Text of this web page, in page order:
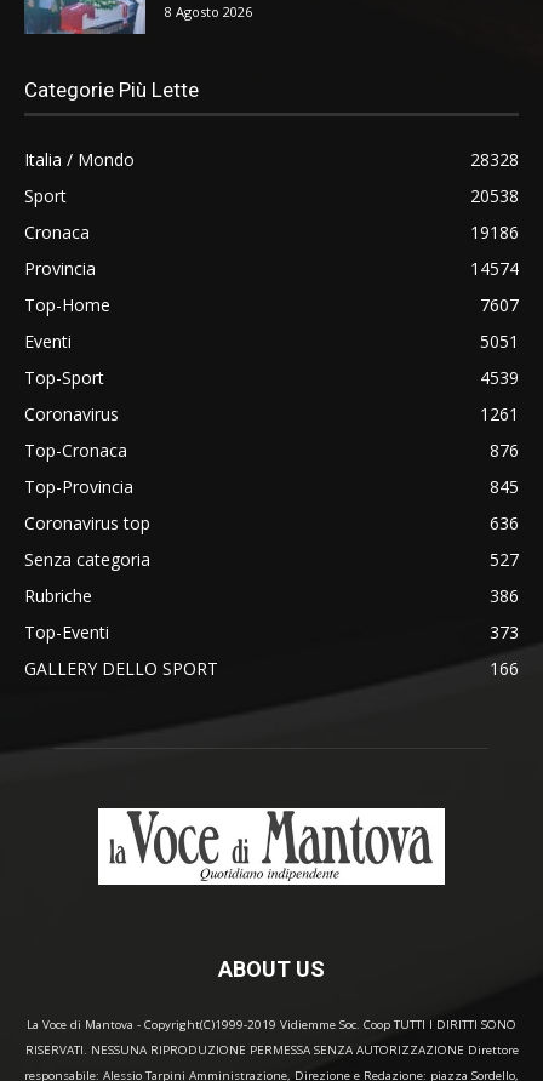
8 Agosto 2026
Categorie Più Lette
Italia / Mondo
28328
Sport
20538
Cronaca
19186
Provincia
14574
Top-Home
7607
Eventi
5051
Top-Sport
4539
Coronavirus
1261
Top-Cronaca
876
Top-Provincia
845
Coronavirus top
636
Senza categoria
527
Rubriche
386
Top-Eventi
373
GALLERY DELLO SPORT
166
ABOUT US
La Voce di Mantova - Copyright(C)1999-2019 Vidiemme Soc. Coop TUTTI I DIRITTI SONO
RISERVATI. NESSUNA RIPRODUZIONE PERMESSA SENZA AUTORIZZAZIONE Direttore
responsabile: Alessio Tarpini Amministrazione, Direzione e Redazione: piazza Sordello,